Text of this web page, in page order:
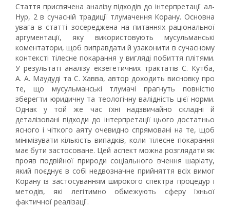
Стаття присвячена аналізу підходів до інтерпретації ал-
Нур, 2 в сучасній традиції тлумачення Корану. Основна
увага в статті зосереджена на питаннях раціональної
аргументації, яку використовують мусульманські
коментатори, щоб виправдати й узаконити в сучасному
контексті тілесне покарання у вигляді побиття плітями.
У результаті аналізу екзегетичних трактатів С. Кутба,
A. A. Маудуді та С. Хавва, автор доходить висновку про
те, що мусульманські тлумачі прагнуть повністю
зберегти юридичну та теологічну валідність цієї норми.
Однак у той же час їхні надзвичайно складні й
деталізовані підходи до інтерпретації цього достатньо
ясного і чіткого аяту очевидно спрямовані на те, щоб
мінімізувати кількість випадків, коли тілесне покарання
має бути застосоване. Цей аспект можна розглядати як
прояв подвійної природи соціального вчення шаріату,
який поєднує в собі недвозначне прийняття всіх вимог
Корану із застосуванням широкого спектра процедур і
методів, які легітимно обмежують сферу їхньої
фактичної реалізації.